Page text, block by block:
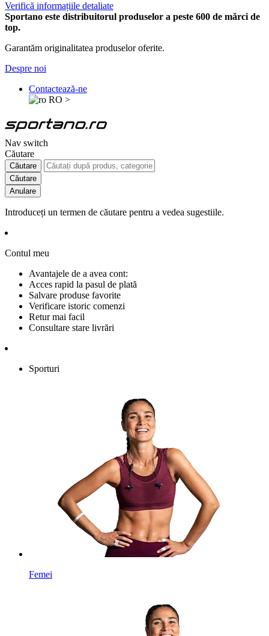
Verifică informațiile detaliate
Sportano este distribuitorul produselor a peste 600 de mărci de
top.
Garantăm originalitatea produselor oferite.
Despre noi
Contactează-ne
RO >
Nav switch
Căutare
Căutare
Căutare
Anulare
Introduceți un termen de căutare pentru a vedea sugestiile.
Contul meu
Avantajele de a avea cont:
Acces rapid la pasul de plată
Salvare produse favorite
Verificare istoric comenzi
Retur mai facil
Consultare stare livrări
Sporturi
Femei